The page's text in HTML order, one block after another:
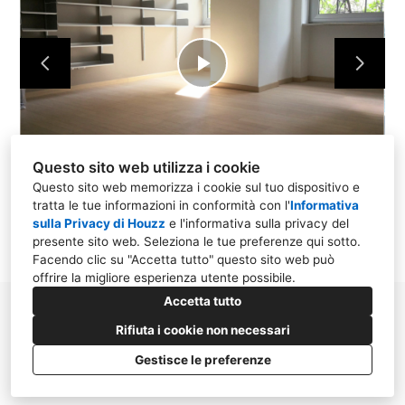
Questo sito web utilizza i cookie
Questo sito web memorizza i cookie sul tuo dispositivo e
tratta le tue informazioni in conformità con l'Informativa
sulla Privacy di Houzz e l'informativa sulla privacy del
presente sito web. Seleziona le tue preferenze qui sotto.
Facendo clic su "Accetta tutto" questo sito web può
offrire la migliore esperienza utente possibile.
Accetta tutto
Rifiuta i cookie non necessari
Gestisce le preferenze
Play
Video
CREATO CON
Impostazione dei cookie